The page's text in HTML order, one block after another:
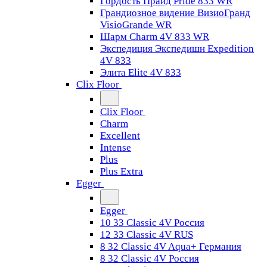
Грандиозное видение ВизиоГранд
VisioGrande WR
Шарм Charm 4V 833 WR
Экспедиция Экспедишн Expedition
4V 833
Элита Elite 4V 833
Clix Floor
Clix Floor
Charm
Excellent
Intense
Plus
Plus Extra
Egger
Egger
10 33 Classic 4V Россия
12 33 Classic 4V RUS
8 32 Classic 4V Aqua+ Германия
8 32 Classic 4V Россия